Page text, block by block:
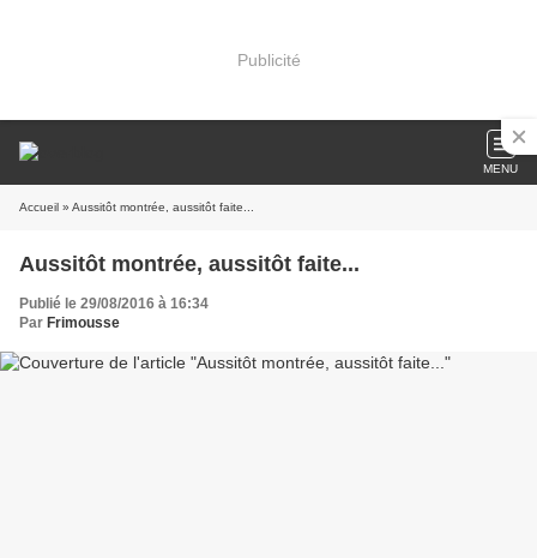
Publicité
MENU
Accueil » Aussitôt montrée, aussitôt faite...
Aussitôt montrée, aussitôt faite...
Publié le 29/08/2016 à 16:34
Par Frimousse